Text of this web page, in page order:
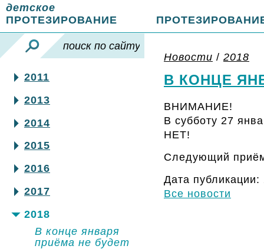
детское
ПРОТЕЗИРОВАНИЕ
2011
2013
2014
2015
2016
2017
2018
В конце января
приёма не будет
Новости / 2018
В КОНЦЕ
ВНИМАНИЕ!
В субботу 27
НЕТ!
Следующий
Дата
Все новости